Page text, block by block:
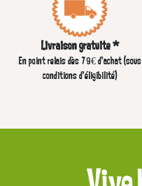
Livraison gratuite *
En point relais dès 79€ d’achat (sous
conditions d'éligibilité)